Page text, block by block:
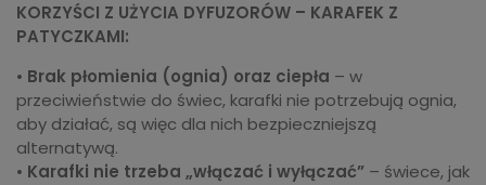
KORZYŚCI Z UŻYCIA DYFUZORÓW – KARAFEK Z
PATYCZKAMI:
• Brak płomienia (ognia) oraz ciepła – w
przeciwieństwie do świec, karafki nie potrzebują ognia,
aby działać, są więc dla nich bezpieczniejszą
alternatywą.
• Karafki nie trzeba „włączać i wyłączać” – świece, jak